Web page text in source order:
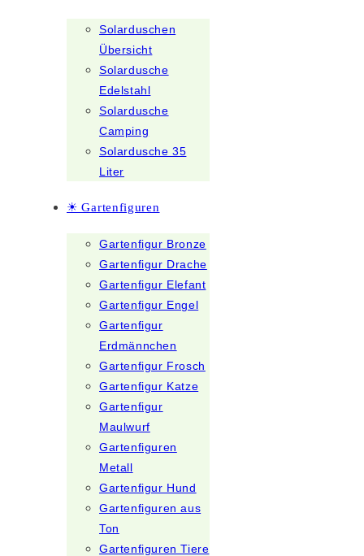
Solarduschen
Übersicht
Solardusche
Edelstahl
Solardusche
Camping
Solardusche 35
Liter
☀ Gartenfiguren
Gartenfigur Bronze
Gartenfigur Drache
Gartenfigur Elefant
Gartenfigur Engel
Gartenfigur
Erdmännchen
Gartenfigur Frosch
Gartenfigur Katze
Gartenfigur
Maulwurf
Gartenfiguren
Metall
Gartenfigur Hund
Gartenfiguren aus
Ton
Gartenfiguren Tiere